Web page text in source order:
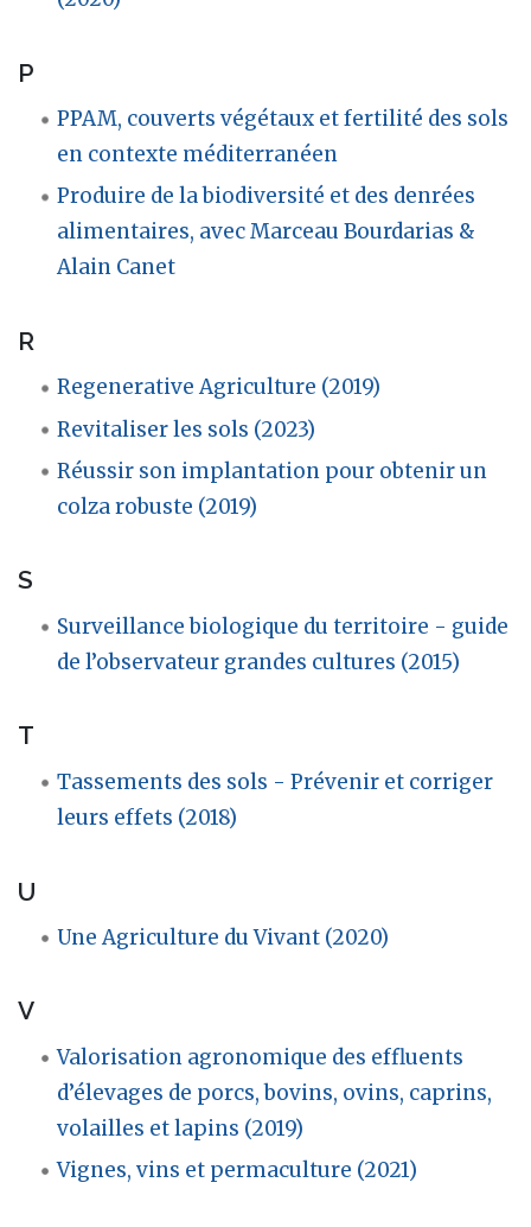
P
PPAM, couverts végétaux et fertilité des sols
en contexte méditerranéen
Produire de la biodiversité et des denrées
alimentaires, avec Marceau Bourdarias &
Alain Canet
R
Regenerative Agriculture (2019)
Revitaliser les sols (2023)
Réussir son implantation pour obtenir un
colza robuste (2019)
S
Surveillance biologique du territoire - guide
de l’observateur grandes cultures (2015)
T
Tassements des sols - Prévenir et corriger
leurs effets (2018)
U
Une Agriculture du Vivant (2020)
V
Valorisation agronomique des effluents
d’élevages de porcs, bovins, ovins, caprins,
volailles et lapins (2019)
Vignes, vins et permaculture (2021)